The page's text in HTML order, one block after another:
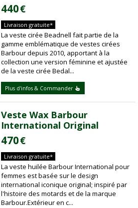
440€
Livraison gratuite*
La veste cirée Beadnell fait partie de la
gamme emblématique de vestes cirées
Barbour depuis 2010, apportant à la
collection une version féminine et ajustée
de la veste cirée Bedal...
Plus d'infos & Commander
Veste Wax Barbour
International Original
470€
Livraison gratuite*
La veste huilée Barbour International pour
femmes est basée sur le design
international iconique original; inspiré par
l'histoire des motards et de la marque
Barbour.Extérieur en c...